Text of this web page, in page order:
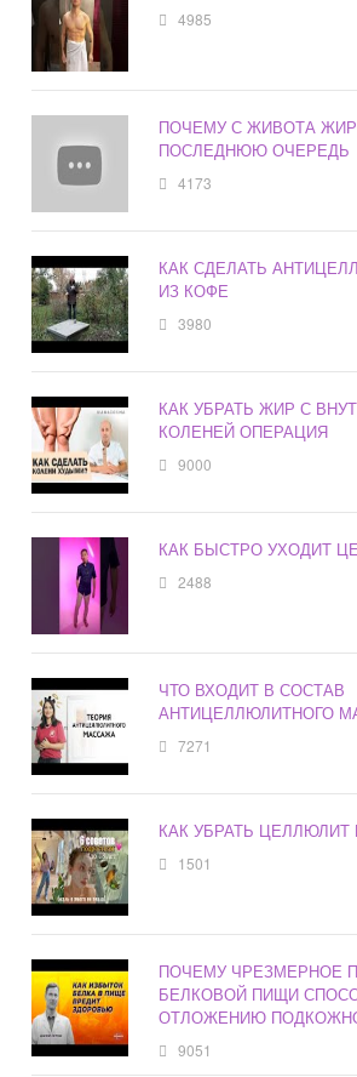
4985
ПОЧЕМУ С ЖИВОТА
ПОСЛЕДНЮЮ ОЧЕРЕДЬ
4173
КАК СДЕЛАТЬ
ИЗ КОФЕ
3980
КАК УБРАТЬ ЖИР С
КОЛЕНЕЙ ОПЕРАЦИЯ
9000
КАК БЫСТРО УХОДИТ
2488
ЧТО ВХОДИТ В СОСТАВ
АНТИЦЕЛЛЮЛИТНОГО
7271
КАК УБРАТЬ ЦЕЛЛЮЛИТ
1501
ПОЧЕМУ ЧРЕЗМЕРНОЕ
БЕЛКОВОЙ ПИЩИ
ОТЛОЖЕНИЮ
9051